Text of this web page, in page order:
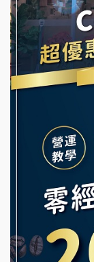
早安山丘加
冰封仙果加
Ramble
微風亭鐵板
鮮茶道加盟
【曉妍美妝
自助洗衣店
MUSHEN徵
龍涎居好湯
舒油頭加盟
韓金量加盟說
Mr.Wish加
白鬍泡泡
雞咕雞咕加
TEA TOP加